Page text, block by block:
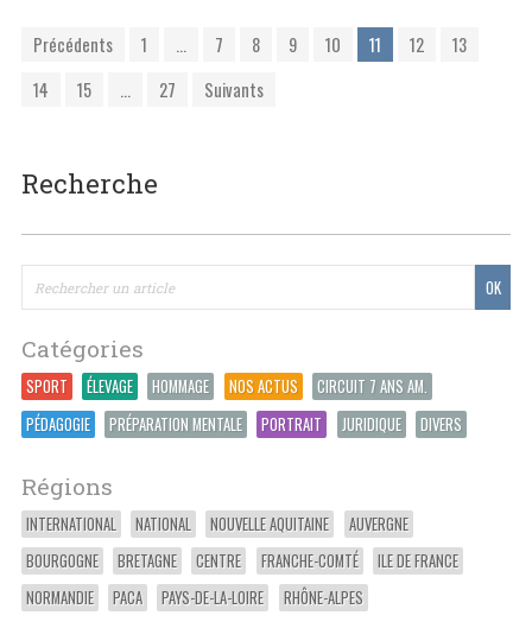
Précédents 1 ... 7 8 9 10 11 12
13
14
15 ... 27 Suivants
Recherche
Catégories
SPORT ÉLEVAGE HOMMAGE NOS ACTUS
CIRCUIT 7 ANS AM.
PÉDAGOGIE
PRÉPARATION MENTALE PORTRAIT JURIDIQUE DIVERS
Régions
INTERNATIONAL NATIONAL NOUVELLE AQUITAINE
AUVERGNE
BOURGOGNE
BRETAGNE CENTRE FRANCHE-COMTÉ
ILE DE FRANCE
NORMANDIE
PACA PAYS-DE-LA-LOIRE RHÔNE-ALPES